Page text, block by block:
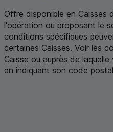
Offre disponible en Caisses
l'opération ou proposant le
conditions spécifiques
certaines Caisses. Voir les
Caisse ou auprès de
en indiquant son code postal